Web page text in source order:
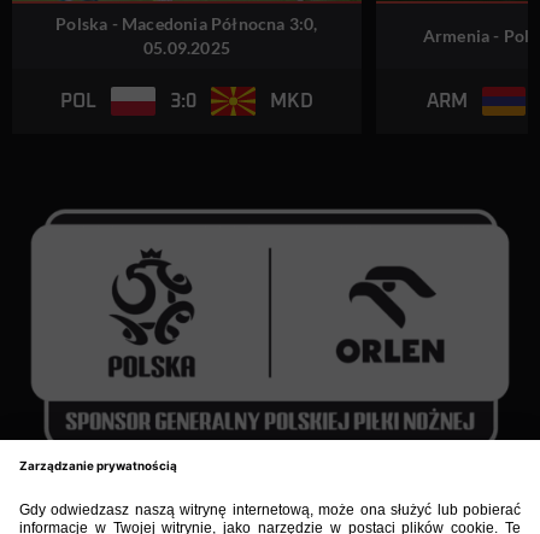
Polska - Macedonia Północna 3:0,
05.09.2025
POL 3:0 MKD
Armenia -
ARM